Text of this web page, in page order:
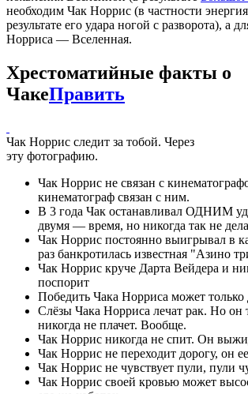
необходим Чак Норрис (в частности
результате его удара ногой с разворота), а
Норриса — Вселенная.
Хрестоматийные факты о
ЧакеПравить
Чак Норрис следит за тобой. Через
эту фотографию.
Чак Норрис не связан с
кинематограф связан с ним.
В 3 года Чак останавливал ОДНИМ
двумя — время, но никогда так не
Чак Норрис постоянно выигрывал в
раз банкротилась известная "Азино
Чак Норрис круче Дарта Вейдера и
поспорит
Победить Чака Норриса может только
Слёзы Чака Норриса лечат рак. Но он
никогда не плачет. Вообще.
Чак Норрис никогда не спит. Он
Чак Норрис не переходит дорогу, он
Чак Норрис не чувствует пули, пули
Чак Норрис своей кровью может